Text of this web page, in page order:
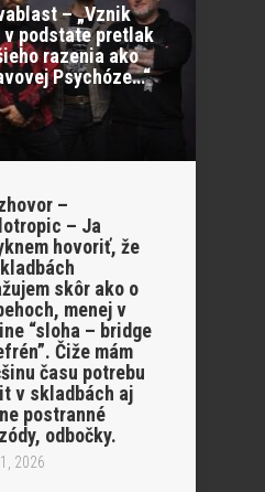
– „Vznik
podstate pretlak
razenia ako
Psychóze…“
–
– Ja
hovoriť, že
skôr ako o
menej v
“sloha – bridge
Čiže mám
času potrebu
v skladbách aj
postranné
odbočky.
2026